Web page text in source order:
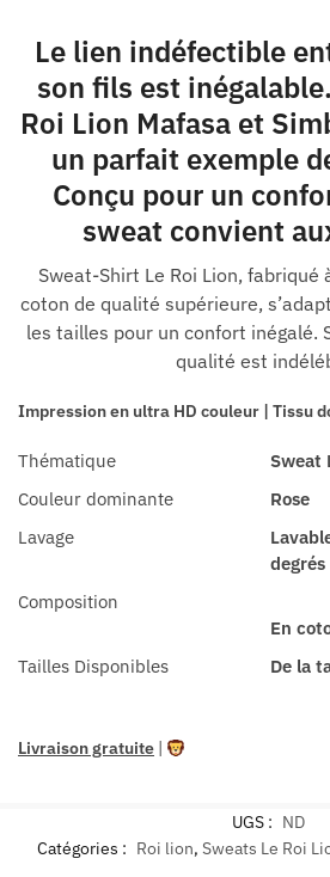
Le lien indéfectible
son fils est
Roi Lion Mafasa et
un parfait exemple
Conçu pour un
sweat convient
Sweat-Shirt Le Roi Lion,
coton de qualité supérieure,
les tailles pour un confort inégalé.
qualité est
Impression en ultra HD couleur | Tissu
Thématique
Sweat
Couleur dominante
Rose
Lavage
degrés
Composition
En
Tailles Disponibles
De la
Livraison gratuite
UGS : ND
Catégories : Roi lion, Sweats Le Roi